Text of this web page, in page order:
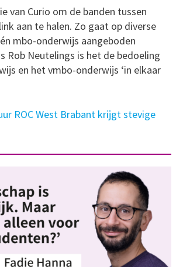
van Curio om de banden tussen
aan te halen. Zo gaat op diverse
mbo-onderwijs aangeboden
Rob Neutelings is het de bedoeling
en het vmbo-onderwijs ‘in elkaar
ROC West Brabant krijgt stevige